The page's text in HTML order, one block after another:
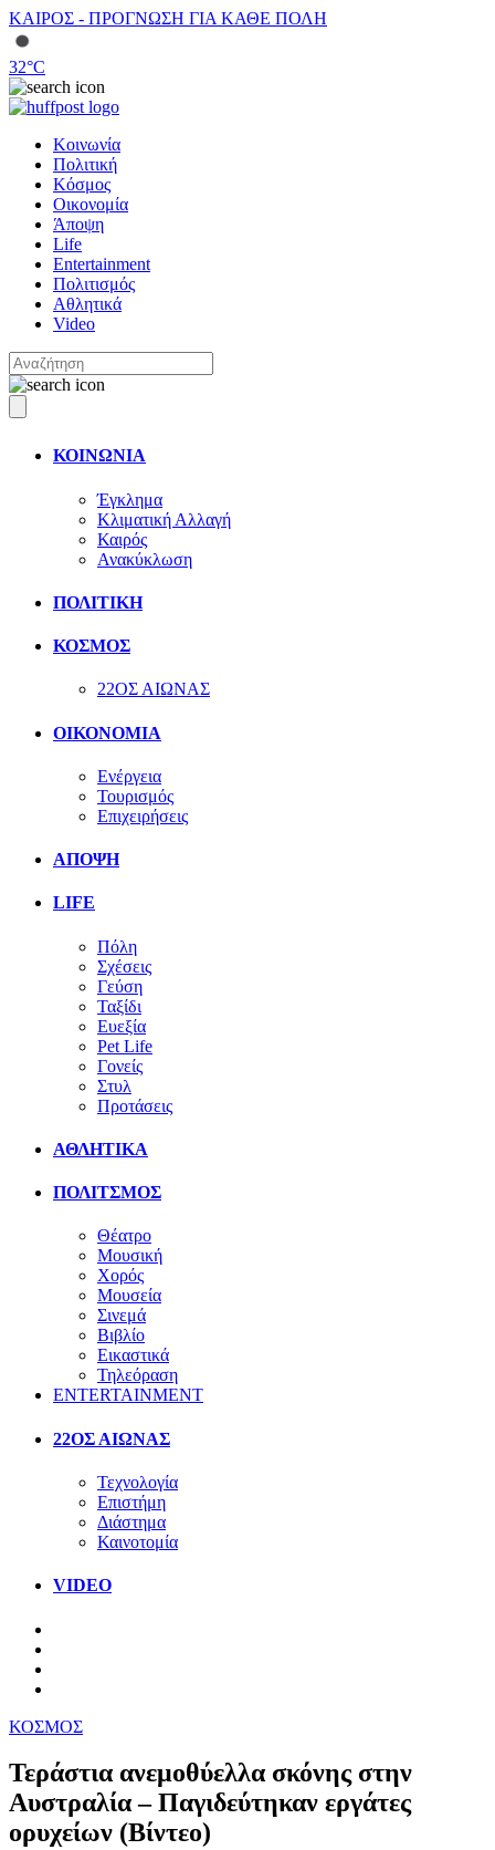
ΚΑΙΡΟΣ - ΠΡΟΓΝΩΣΗ ΓΙΑ ΚΑΘΕ ΠΟΛΗ
32°C
Κοινωνία
Πολιτική
Κόσμος
Οικονομία
Άποψη
Life
Entertainment
Πολιτισμός
Αθλητικά
Video
ΚΟΙΝΩΝΙΑ
Έγκλημα
Κλιματική Αλλαγή
Καιρός
Ανακύκλωση
ΠΟΛΙΤΙΚΗ
ΚΟΣΜΟΣ
22ΟΣ ΑΙΩΝΑΣ
ΟΙΚΟΝΟΜΙΑ
Ενέργεια
Τουρισμός
Επιχειρήσεις
ΑΠΟΨΗ
LIFE
Πόλη
Σχέσεις
Γεύση
Ταξίδι
Ευεξία
Pet Life
Γονείς
Στυλ
Προτάσεις
ΑΘΛΗΤΙΚΑ
ΠΟΛΙΤΣΜΟΣ
Θέατρο
Μουσική
Χορός
Μουσεία
Σινεμά
Βιβλίο
Εικαστικά
Τηλεόραση
ENTERTAINMENT
22ΟΣ ΑΙΩΝΑΣ
Τεχνολογία
Επιστήμη
Διάστημα
Καινοτομία
VIDEO
ΚΟΣΜΟΣ
Τεράστια ανεμοθύελλα σκόνης στην
Αυστραλία – Παγιδεύτηκαν εργάτες
ορυχείων (Βίντεο)